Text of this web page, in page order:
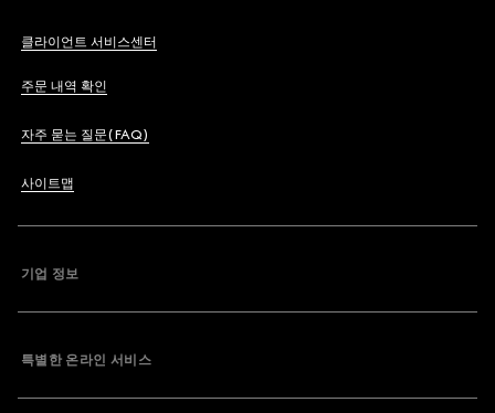
클라이언트 서비스센터
주문 내역 확인
자주 묻는 질문(FAQ)
사이트맵
기업 정보
특별한 온라인 서비스